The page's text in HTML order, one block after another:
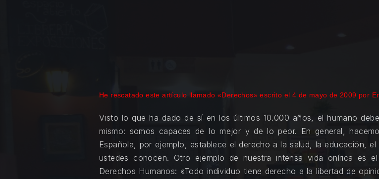
He rescatado este artículo llamado «Derechos» escrito el 4 de mayo de 2009 por
Visto lo que ha dado de sí en los últimos 10.000 años, el humano
mismo: somos capaces de lo mejor y de lo peor. En general,
Española, por ejemplo, establece el derecho a la salud, la educación,
ustedes conocen. Otro ejemplo de nuestra intensa vida onírica es
Derechos Humanos: «Todo individuo tiene derecho a la libertad de